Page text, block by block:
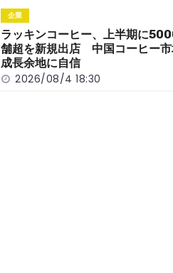
企業
ラッキンコーヒー、上半期に
舗超を新規出店 中国コーヒー
成長余地に自信
2026/08/4 18:30